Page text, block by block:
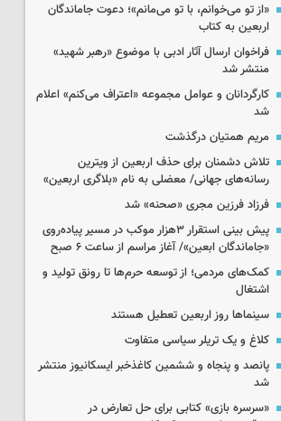
«از تو می‌خوانم، با تو می‌مانم»؛ دعوت جاماندگان
اربعین به کتاب
فراخوان ارسال آثار ادبی با موضوع «رهبر شهید»
منتشر شد
کارگردانان و عوامل مجموعه «اعتراف می‌کنم» اعلام
شد
مریم همتیان درگذشت
تلاش دشمنان برای حذف اربعین از ویترین
رسانه‌های جهانی/ معضلی به نام «بلاگری اربعین»
فرزاد فرزین مجری «صحنه» شد
پیش بینی استقرار ۳هزار موکب در مسیر پیاده‌روی
«جاماندگان ابعین»/ آغاز مراسم از ساعت ۶ صبح
کمک‌های مردمی؛ از توسعه حرم‌ها تا رونق تولید و
اشتغال
سینماها روز اربعین تعطیل هستند
کلاغ و یک تریلر سیاسی متفاوت
پانصد و پنجاه و ششمین کاغذخبر ایسکانیوز منتشر
شد
«سرسره بازی» کتابی برای حل تعارض در